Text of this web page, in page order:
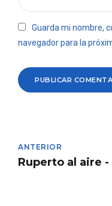
Guarda mi nombre,
navegador para la
PUBLICAR
ANTERIOR
Ruperto al aire